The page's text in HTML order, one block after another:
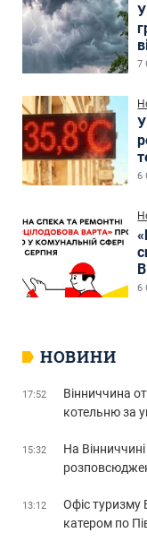
7
6
6
НОВИНИ
17:52
Вінниччина
котельню за
15:32
На
13:12
Офіс туризму
катером по